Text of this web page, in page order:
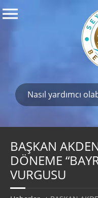
BAŞKAN
DÖNEME
VURGUSU